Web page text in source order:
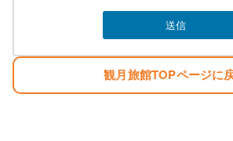
素泊まり ￥4000 税込み
夕食 ￥1300 税込み
朝食 ￥700 税込み
お弁当 ￥750 税込み
観月旅館TOPページに